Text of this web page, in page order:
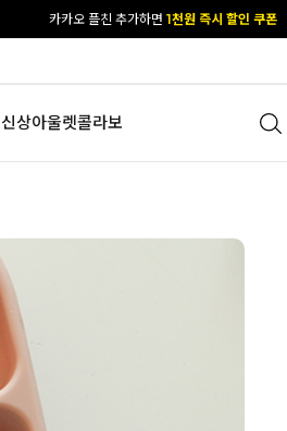
[공식몰 단독] 앱 다운받고2% 결제 할인 받기
신상아울렛콜라보